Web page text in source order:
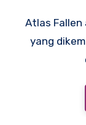
Atlas Fallen adalah gim video role-playing aksi
yang